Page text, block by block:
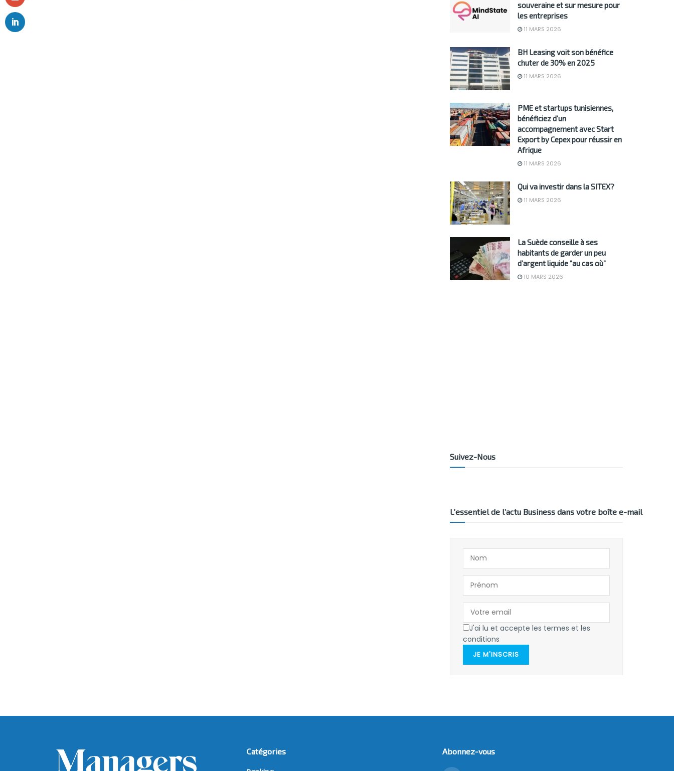
souveraine et sur mesure pour
les entreprises
11 MARS 2026
BH Leasing voit son bénéfice
chuter de 30% en 2025
11 MARS 2026
PME et startups tunisiennes,
bénéficiez d’un
accompagnement avec Start
Export by Cepex pour réussir en
Afrique
11 MARS 2026
Qui va investir dans la SITEX?
11 MARS 2026
La Suède conseille à ses
habitants de garder un peu
d’argent liquide “au cas où”
10 MARS 2026
Suivez-Nous
L’essentiel de l’actu Business dans votre boîte e-mail
J'ai lu et accepte les termes et les
conditions
JE M'INSCRIS